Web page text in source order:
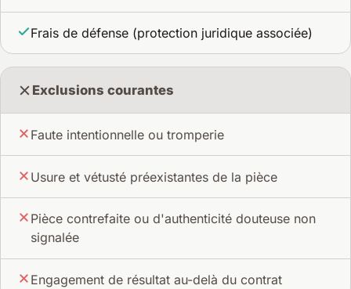
Frais de défense (protection juridique associée)
Exclusions courantes
Faute intentionnelle ou tromperie
Usure et vétusté préexistantes de la pièce
Pièce contrefaite ou d'authenticité douteuse non
signalée
Engagement de résultat au-delà du contrat